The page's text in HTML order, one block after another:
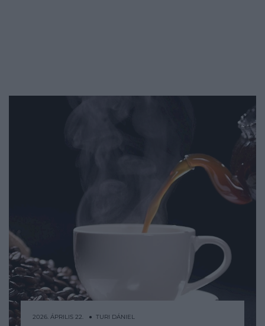
2026. ÁPRILIS 22. ● TURI DÁNIEL